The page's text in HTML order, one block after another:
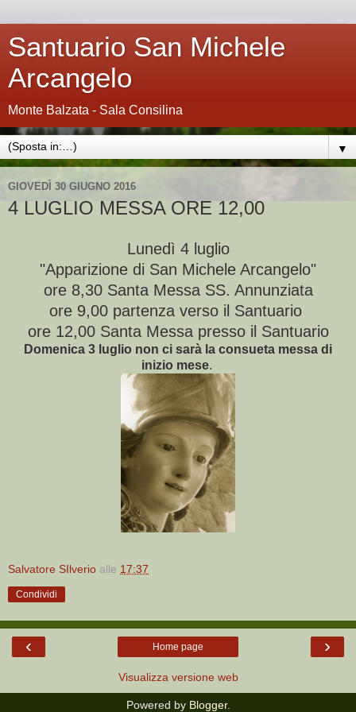
Santuario San Michele
Arcangelo
Monte Balzata - Sala Consilina
▼
GIOVEDÌ 30 GIUGNO 2016
4 LUGLIO MESSA ORE 12,00
Lunedì 4 luglio
"Apparizione di San Michele Arcangelo"
ore 8,30 Santa Messa SS. Annunziata
ore 9,00 partenza verso il Santuario
ore 12,00 Santa Messa presso il Santuario
Domenica 3 luglio non ci sarà la consueta messa di
inizio mese.
Salvatore SIlverio alle 17:37
Condividi
‹ ›
Home page
Visualizza versione web
Powered by Blogger.